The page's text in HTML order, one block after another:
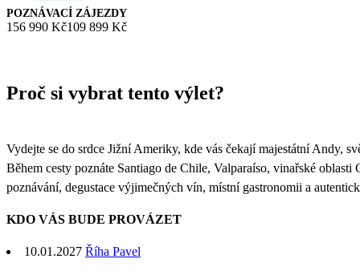
POZNÁVACÍ ZÁJEZDY
156 990 Kč109 899 Kč
Proč si vybrat tento výlet?
Vydejte se do srdce Jižní Ameriky, kde vás čekají majestátní Andy,
Během cesty poznáte Santiago de Chile, Valparaíso, vinařské
poznávání, degustace výjimečných vín, místní gastronomii a
KDO VÁS BUDE PROVÁZET
10.01.2027 Říha Pavel